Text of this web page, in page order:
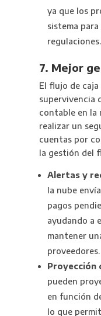
ya que los
sistema
regulaciones.
7. Mejor
El flujo de
supervivencia
contable en la
realizar un
cuentas por
la gestión del
Alertas y
la nube
pagos
ayudando a
mantener
proveedores.
Proyección
pueden
en función
lo que